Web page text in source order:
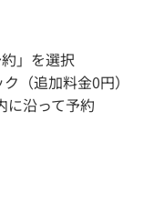
」を選択
（追加料金0円）
に沿って予約